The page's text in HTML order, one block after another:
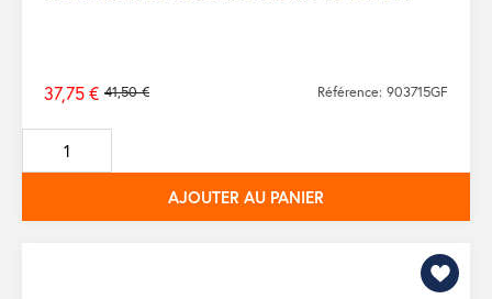
Prix
de
base
41,50 €
37,75 € Référence: 903715GF
AJOUTER AU PANIER